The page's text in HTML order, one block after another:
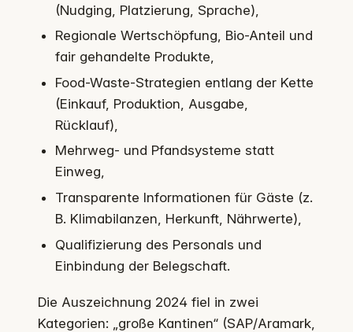
(Nudging, Platzierung, Sprache),
Regionale Wertschöpfung, Bio-Anteil und
fair gehandelte Produkte,
Food-Waste-Strategien entlang der Kette
(Einkauf, Produktion, Ausgabe,
Rücklauf),
Mehrweg- und Pfandsysteme statt
Einweg,
Transparente Informationen für Gäste (z.
B. Klimabilanzen, Herkunft, Nährwerte),
Qualifizierung des Personals und
Einbindung der Belegschaft.
Die Auszeichnung 2024 fiel in zwei
Kategorien: „große Kantinen“ (SAP/Aramark,